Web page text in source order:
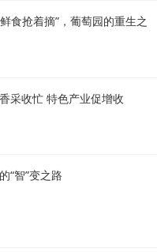
食抢着摘”，葡萄园的重生之
采收忙 特色产业促增收
“智”变之路